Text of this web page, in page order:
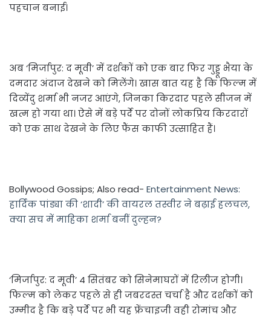
पहचान बनाई।
अब ‘मिर्जापुर: द मूवी’ में दर्शकों को एक बार फिर गुड्डू भैया के
दमदार अंदाज देखने को मिलेंगे। खास बात यह है कि फिल्म में
दिव्येंदु शर्मा भी नजर आएंगे, जिनका किरदार पहले सीजन में
खत्म हो गया था। ऐसे में बड़े पर्दे पर दोनों लोकप्रिय किरदारों
को एक साथ देखने के लिए फैंस काफी उत्साहित हैं।
Bollywood Gossips; Also read- Entertainment News:
हार्दिक पांड्या की ‘शादी’ की वायरल तस्वीर ने बढ़ाई हलचल,
क्या सच में माहिका शर्मा बनीं दुल्हन?
‘मिर्जापुर: द मूवी’ 4 सितंबर को सिनेमाघरों में रिलीज होगी।
फिल्म को लेकर पहले से ही जबरदस्त चर्चा है और दर्शकों को
उम्मीद है कि बड़े पर्दे पर भी यह फ्रेंचाइजी वही रोमांच और